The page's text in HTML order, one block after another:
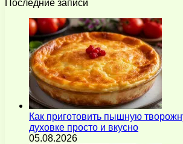
Последние записи
Как приготовить пышную
духовке просто и вкусно
05.08.2026